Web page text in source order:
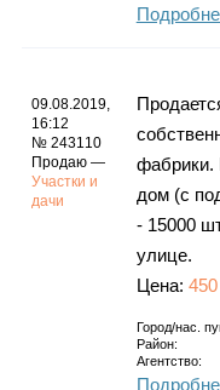
09.08.2019,
16:12
№ 243110
Продаю —
Участки и
дачи
фабрики.
дом (с
- 15000
улице.
Цена:
Город/нас.
Район:
Агентство: